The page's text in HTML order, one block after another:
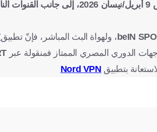
beIN، ولهواة البث المباشر، فإنّ تطبيق
الدوري المصري الممتاز فمنقولة عبر
بتطبيق Nord VPN